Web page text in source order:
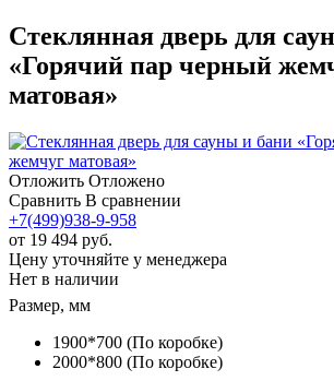
Стеклянная дверь для
«Горячий пар черный
матовая»
Отложить Отложено
Сравнить В сравнении
+7(499)938-9-958
от 19 494 руб.
Цену уточняйте у менеджера
Нет в наличии
Размер, мм
1900*700 (По коробке)
2000*800 (По коробке)